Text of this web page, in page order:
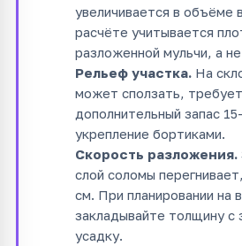
увеличивается в объёме
расчёте учитывается
разложенной мульчи, а
Рельеф участка. На
может сползать,
дополнительный запас
укрепление бортиками.
Скорость разложения.
слой соломы
см. При планировании на
закладывайте толщину с
усадку.